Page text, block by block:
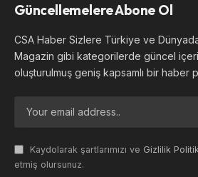
Güncellemelere Abone Ol
CSA Haber Sizlere Türkiye ve
Magazin gibi kategorilerde güncel
oluşturulmuş geniş kapsamlı bir haber
Kaydolarak şartlarımızı ve Gizlilik
etmiş olursunuz.